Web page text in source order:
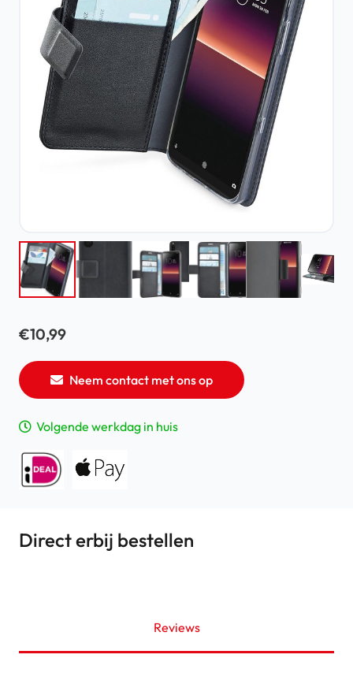
€10,99
Neem contact met ons op
Volgende werkdag in huis
Direct erbij bestellen
Reviews